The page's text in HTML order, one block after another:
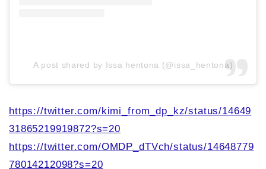
A post shared by Issa hentona (@issa_hentona)
https://twitter.com/kimi_from_dp_kz/status/14649
31865219919872?s=20
https://twitter.com/OMDP_dTVch/status/14648779
78014212098?s=20